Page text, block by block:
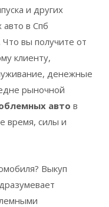
и других
авто в Спб
Что вы получите от
клиенту,
денежные
рыночной
авто в
время, силы и
Выкуп